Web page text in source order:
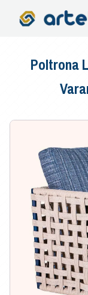
Poltrona